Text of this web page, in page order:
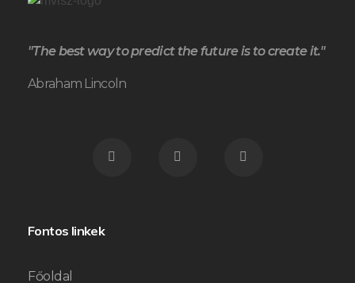
"The best way to predict the future is to create it."
Abraham Lincoln
Fontos linkek
Főoldal